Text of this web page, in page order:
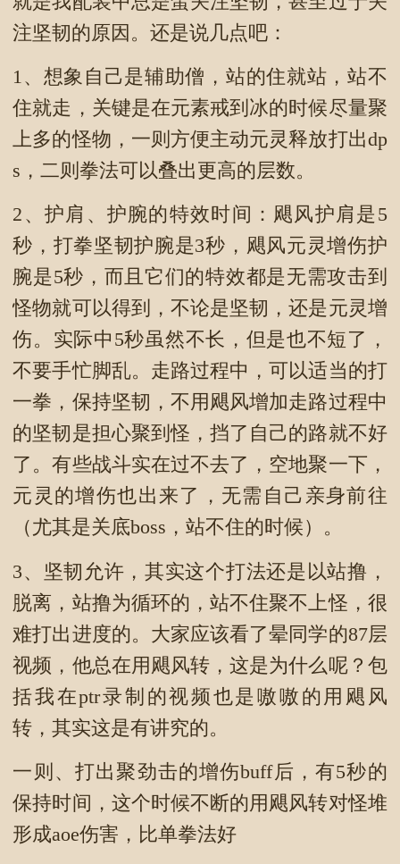
注坚韧的原因。还是说几点吧：
1、想象自己是辅助僧，站的住就站，站不
住就走，关键是在元素戒到冰的时候尽量聚
上多的怪物，一则方便主动元灵释放打出dp
s，二则拳法可以叠出更高的层数。
2、护肩、护腕的特效时间：飓风护肩是5
秒，打拳坚韧护腕是3秒，飓风元灵增伤护
腕是5秒，而且它们的特效都是无需攻击到
怪物就可以得到，不论是坚韧，还是元灵增
伤。实际中5秒虽然不长，但是也不短了，
不要手忙脚乱。走路过程中，可以适当的打
一拳，保持坚韧，不用飓风增加走路过程中
的坚韧是担心聚到怪，挡了自己的路就不好
了。有些战斗实在过不去了，空地聚一下，
元灵的增伤也出来了，无需自己亲身前往
（尤其是关底boss，站不住的时候）。
3、坚韧允许，其实这个打法还是以站撸，
脱离，站撸为循环的，站不住聚不上怪，很
难打出进度的。大家应该看了晕同学的87层
视频，他总在用飓风转，这是为什么呢？包
括我在ptr录制的视频也是嗷嗷的用飓风
转，其实这是有讲究的。
一则、打出聚劲击的增伤buff后，有5秒的
保持时间，这个时候不断的用飓风转对怪堆
形成aoe伤害，比单拳法好